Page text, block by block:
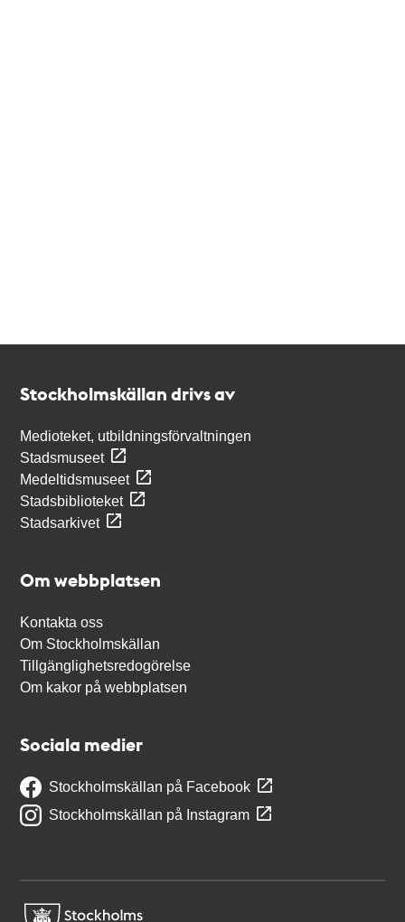
Stockholmskällan drivs av
Medioteket, utbildningsförvaltningen
Stadsmuseet
Medeltidsmuseet
Stadsbiblioteket
Stadsarkivet
Om webbplatsen
Kontakta oss
Om Stockholmskällan
Tillgänglighetsredogörelse
Om kakor på webbplatsen
Sociala medier
Stockholmskällan på Facebook
Stockholmskällan på Instagram